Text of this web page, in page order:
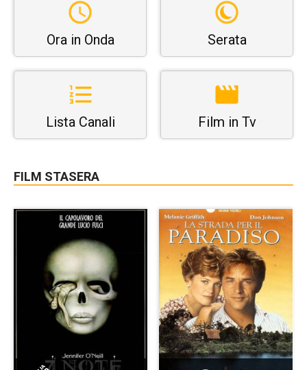
Ora in Onda Serata
Lista Canali Film in Tv
FILM STASERA